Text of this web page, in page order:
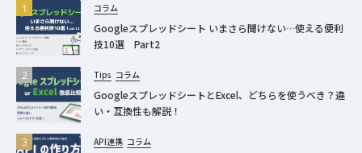
コラム
Googleスプレッドシート いまさら聞けない…使える便利
技10選 Part2
Tips コラム
GoogleスプレッドシートとExcel、どちらを使うべき？違
い・互換性も解説！
API連携 コラム